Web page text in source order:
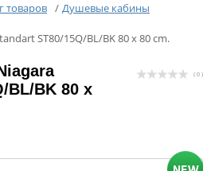
товаров / Душевые кабины
ST80/15Q/BL/BK 80 x 80 cm.
BL/BK 80 x
( 0 )